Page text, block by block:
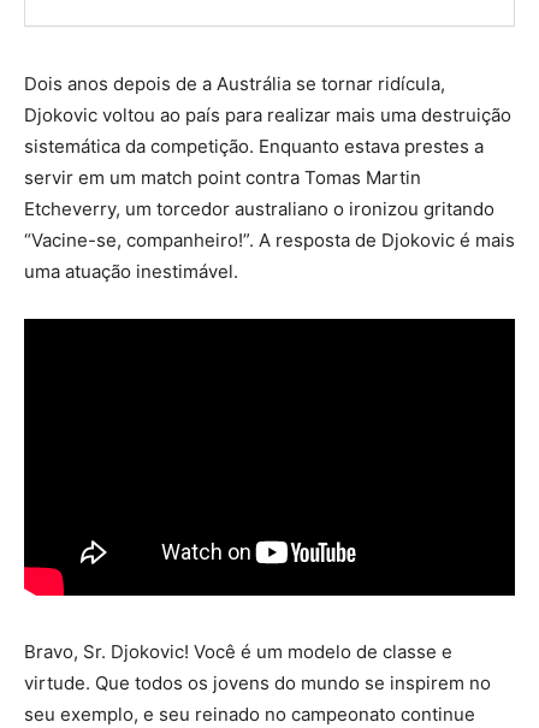
Dois anos depois de a Austrália se tornar ridícula,
Djokovic voltou ao país para realizar mais uma destruição
sistemática da competição. Enquanto estava prestes a
servir em um match point contra Tomas Martin
Etcheverry, um torcedor australiano o ironizou gritando
“Vacine-se, companheiro!”. A resposta de Djokovic é mais
uma atuação inestimável.
Bravo, Sr. Djokovic! Você é um modelo de classe e
virtude. Que todos os jovens do mundo se inspirem no
seu exemplo, e seu reinado no campeonato continue